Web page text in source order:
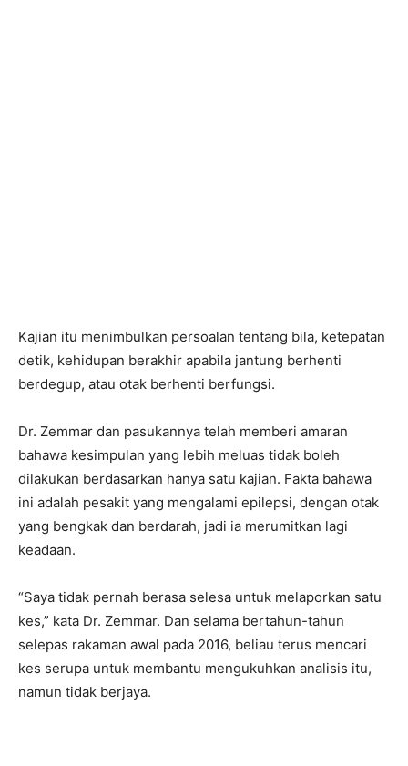
Kajian itu menimbulkan persoalan tentang bila, ketepatan
detik, kehidupan berakhir apabila jantung berhenti
berdegup, atau otak berhenti berfungsi.
Dr. Zemmar dan pasukannya telah memberi amaran
bahawa kesimpulan yang lebih meluas tidak boleh
dilakukan berdasarkan hanya satu kajian. Fakta bahawa
ini adalah pesakit yang mengalami epilepsi, dengan otak
yang bengkak dan berdarah, jadi ia merumitkan lagi
keadaan.
“Saya tidak pernah berasa selesa untuk melaporkan satu
kes,” kata Dr. Zemmar. Dan selama bertahun-tahun
selepas rakaman awal pada 2016, beliau terus mencari
kes serupa untuk membantu mengukuhkan analisis itu,
namun tidak berjaya.